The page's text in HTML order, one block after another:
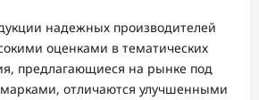
надежных производителей
оценками в тематических
предлагающиеся на рынке под
отличаются улучшенными